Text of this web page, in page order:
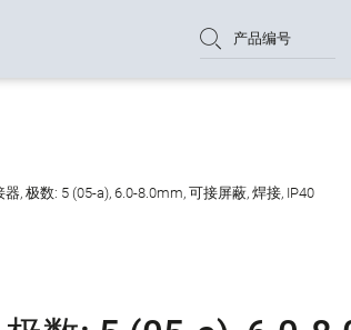
产品编号
, 极数: 5 (05-a), 6.0-8.0mm, 可接屏蔽, 焊接, IP40